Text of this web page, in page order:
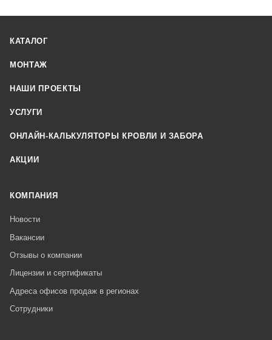
КАТАЛОГ
МОНТАЖ
НАШИ ПРОЕКТЫ
УСЛУГИ
ОНЛАЙН-КАЛЬКУЛЯТОРЫ КРОВЛИ И ЗАБОРА
АКЦИИ
КОМПАНИЯ
Новости
Вакансии
Отзывы о компании
Лицензии и сертификаты
Адреса офисов продаж в регионах
Сотрудники